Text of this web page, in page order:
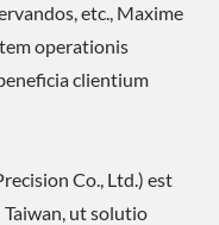
etc., Maxime
operationis
clientium
Co., Ltd.) est
ut solutio